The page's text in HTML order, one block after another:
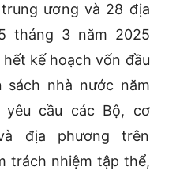
ương và 28 địa
tháng 3 năm 2025
kế hoạch vốn đầu
sách nhà nước năm
yêu cầu các Bộ, cơ
địa phương trên
trách nhiệm tập thể,